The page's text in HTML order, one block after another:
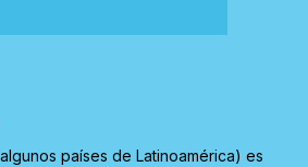
países de Latinoamérica) es